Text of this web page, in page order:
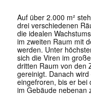
Auf über 2.000 m²
drei verschiedenen
die idealen
im zweiten Raum mit
werden. Unter
sich die Viren im
dritten Raum von den
gereinigt. Danach
eingefroren, bis er bei
im Gebäude nebenan